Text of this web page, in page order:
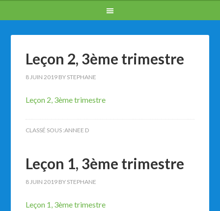
Leçon 2, 3ème trimestre
8 JUIN 2019 BY STEPHANE
Leçon 2, 3ème trimestre
CLASSÉ SOUS :ANNEE D
Leçon 1, 3ème trimestre
8 JUIN 2019 BY STEPHANE
Leçon 1, 3ème trimestre